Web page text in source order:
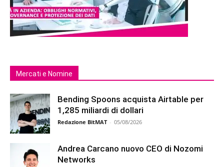
Mercati e Nomine
Bending Spoons acquista Airtable per
1,285 miliardi di dollari
Redazione BitMAT - 05/08/2026
Andrea Carcano nuovo CEO di Nozomi
Networks